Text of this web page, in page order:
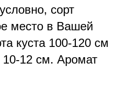
сорт
место в Вашей
куста 100-120 см
10-12 см. Аромат